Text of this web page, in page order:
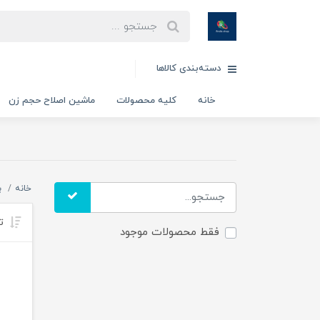
دسته‌بندی کالاها
خانه کلیه محصولات ماشین اصلاح حجم زن
فقط محصولات موجود
خانه